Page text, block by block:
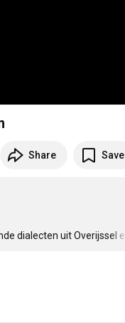
Share Save
dialecten uit Overijssel e